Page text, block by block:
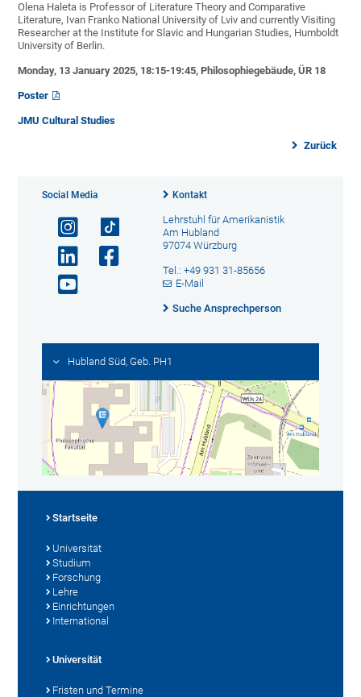
Olena Haleta is Professor of Literature Theory and Comparative
Literature, Ivan Franko National University of Lviv and currently Visiting
Researcher at the Institute for Slavic and Hungarian Studies, Humboldt
University of Berlin.
Monday, 13 January 2025, 18:15-19:45, Philosophiegebäude, ÜR 18
Poster
JMU Cultural Studies
Zurück
Social Media Kontakt
Lehrstuhl für Amerikanistik
Am Hubland
97074 Würzburg
Tel.: +49 931 31-85656
E-Mail
Suche Ansprechperson
Hubland Süd, Geb. PH1
Startseite
Universität
Studium
Forschung
Lehre
Einrichtungen
International
Universität
Fristen und Termine